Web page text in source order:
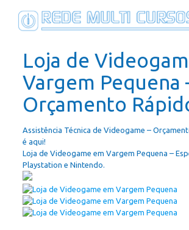
Loja de
Vargem Pequena
Orçamento
Assistência Técnica de Videogame –
é aqui!
Loja de Videogame em Vargem Pequena –
Playstation e Nintendo.